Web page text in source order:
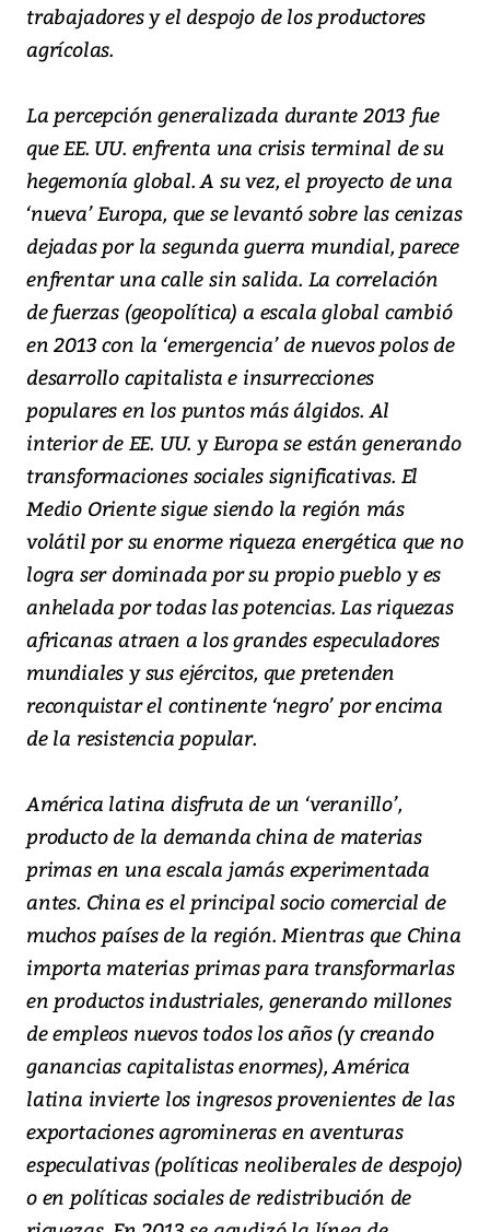
trabajadores y el despojo de los productores
agrícolas.
La percepción generalizada durante 2013 fue
que EE. UU. enfrenta una crisis terminal de su
hegemonía global. A su vez, el proyecto de una
‘nueva’ Europa, que se levantó sobre las cenizas
dejadas por la segunda guerra mundial, parece
enfrentar una calle sin salida. La correlación
de fuerzas (geopolítica) a escala global cambió
en 2013 con la ‘emergencia’ de nuevos polos de
desarrollo capitalista e insurrecciones
populares en los puntos más álgidos. Al
interior de EE. UU. y Europa se están generando
transformaciones sociales significativas. El
Medio Oriente sigue siendo la región más
volátil por su enorme riqueza energética que no
logra ser dominada por su propio pueblo y es
anhelada por todas las potencias. Las riquezas
africanas atraen a los grandes especuladores
mundiales y sus ejércitos, que pretenden
reconquistar el continente ‘negro’ por encima
de la resistencia popular.
América latina disfruta de un ‘veranillo’,
producto de la demanda china de materias
primas en una escala jamás experimentada
antes. China es el principal socio comercial de
muchos países de la región. Mientras que China
importa materias primas para transformarlas
en productos industriales, generando millones
de empleos nuevos todos los años (y creando
ganancias capitalistas enormes), América
latina invierte los ingresos provenientes de las
exportaciones agromineras en aventuras
especulativas (políticas neoliberales de despojo)
o en políticas sociales de redistribución de